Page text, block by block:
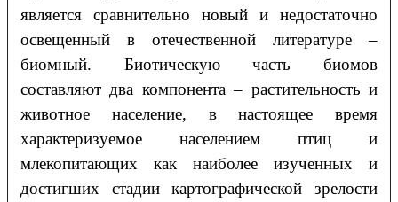
является сравнительно новый и недостаточно
освещенный в отечественной литературе –
биомный. Биотическую часть биомов
составляют два компонента – растительность и
животное население, в настоящее время
характеризуемое населением птиц и
млекопитающих как наиболее изученных и
достигших стадии картографической зрелости